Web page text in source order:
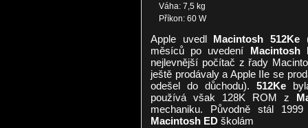
Váha: 7,5 kg
Příkon: 60 W
Apple uvedl Macintosh 512Ke
měsíců po uvedení Macintosh
nejlevnější počítač z řady
ještě prodávaly a Apple IIe se
odešel do důchodu). 512Ke
používá však 128K ROM z
mechaniku. Původně stál
Macintosh EDškolám